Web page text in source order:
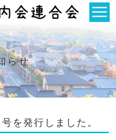
らせ
を発行しました。